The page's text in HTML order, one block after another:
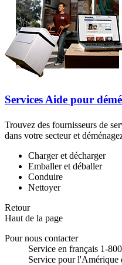
Services Aide pour
Trouvez des fournisseurs de
dans votre secteur et
Charger et décharger
Emballer et déballer
Conduire
Nettoyer
Retour
Haut de la page
Pour nous contacter
Service en français 1-
Service pour